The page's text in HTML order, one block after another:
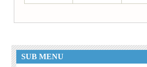
SUB MENU